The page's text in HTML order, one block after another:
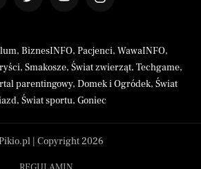
, BiznesINFO, Pacjenci, WawaINFO,
, Smakosze, Świat zwierząt, Techgame,
parentingowy, Domek i Ogródek, Świat
, Świat sportu, Goniec
| Copyright 2026